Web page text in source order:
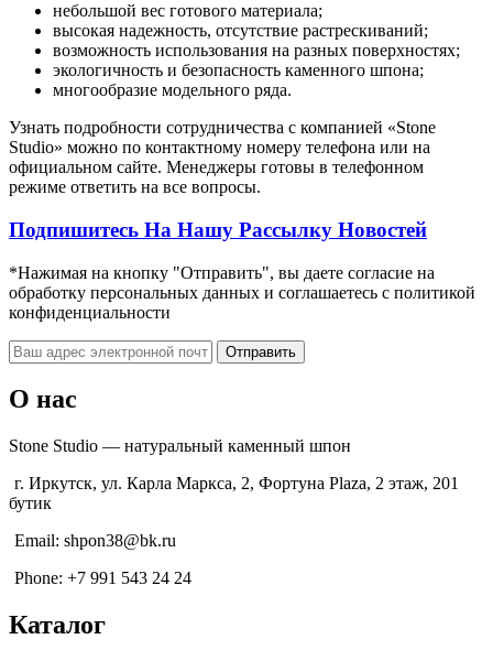
небольшой вес готового материала;
высокая надежность, отсутствие растрескиваний;
возможность использования на разных поверхностях;
экологичность и безопасность каменного шпона;
многообразие модельного ряда.
Узнать подробности сотрудничества с компанией «Stone
Studio» можно по контактному номеру телефона или на
официальном сайте. Менеджеры готовы в телефонном
режиме ответить на все вопросы.
Подпишитесь На Нашу Рассылку Новостей
*Нажимая на кнопку "Отправить", вы даете согласие на
обработку персональных данных и соглашаетесь c политикой
конфиденциальности
О нас
Stone Studio — натуральный каменный шпон
г. Иркутск, ул. Карла Маркса, 2, Фортуна Plaza, 2 этаж, 201
бутик
Email: shpon38@bk.ru
Phone: +7 991 543 24 24
Каталог